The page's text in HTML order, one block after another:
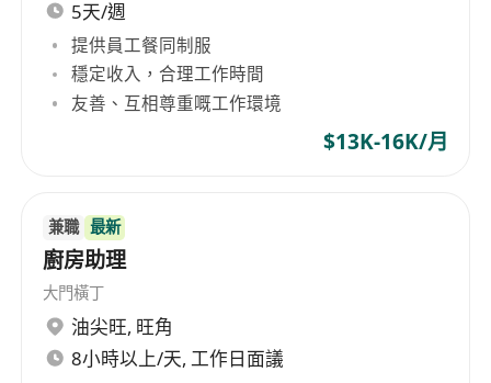
無論是腱子肉軟嫩入味版、肋眼油花綻放版，還是
綜合職人盤，每一口都是台灣老店的濃厚記憶與現
代工藝的完美融合。 熬匠不只賣牛肉麵，更傳遞台
灣職人精神——對食材的尊重，對工藝的堅持，對
滋味的執著。歡迎來一碗熬匠，體驗台灣牛肉麵的
5天/週
提供員工餐同制服
穩定收入，合理工作時間
友善、互相尊重嘅工作環境
$13K-16K/月
兼職 最新
廚房助理
大門橫丁
油尖旺, 旺角
8小時以上/天, 工作日面議